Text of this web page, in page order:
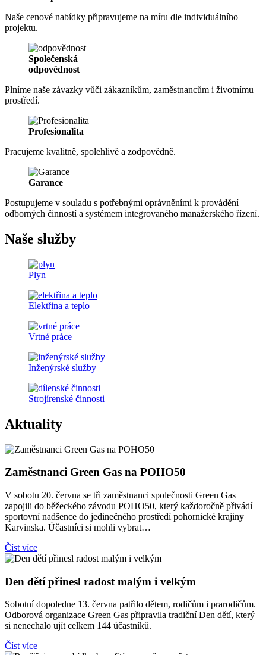
Naše cenové nabídky připravujeme na míru dle individuálního
projektu.
Společenská
odpovědnost
Plníme naše závazky vůči zákazníkům, zaměstnancům i životnímu
prostředí.
Profesionalita
Pracujeme kvalitně, spolehlivě a zodpovědně.
Garance
Postupujeme v souladu s potřebnými oprávněními k provádění
odborných činností a systémem integrovaného manažerského řízení.
Naše služby
Plyn
Elektřina a teplo
Vrtné práce
Inženýrské služby
Strojírenské činnosti
Aktuality
Zaměstnanci Green Gas na POHO50
V sobotu 20. června se tři zaměstnanci společnosti Green Gas
zapojili do běžeckého závodu POHO50, který každoročně přivádí
sportovní nadšence do jedinečného prostředí pohornické krajiny
Karvinska. Účastníci si mohli vybrat…
Číst více
Den dětí přinesl radost malým i velkým
Sobotní dopoledne 13. června patřilo dětem, rodičům i prarodičům.
Odborová organizace Green Gas připravila tradiční Den dětí, který
si nenechalo ujít celkem 144 účastníků.
Číst více